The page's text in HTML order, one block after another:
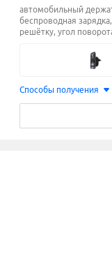
автомобильный
беспроводная
решётку, угол
Способы получения